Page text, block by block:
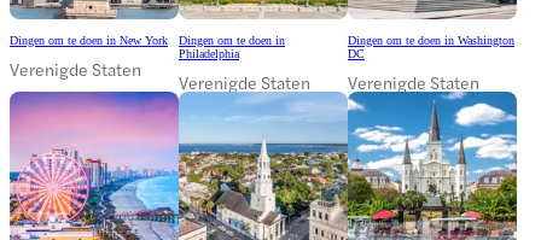
Dingen om te doen in New York
Verenigde Staten
Dingen om te doen in
Philadelphia
Verenigde Staten
Dingen om te doen in Washington
DC
Verenigde Staten